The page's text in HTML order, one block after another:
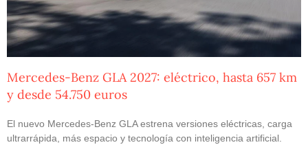
Mercedes-Benz GLA 2027: eléctrico, hasta 657 km
y desde 54.750 euros
El nuevo Mercedes-Benz GLA estrena versiones eléctricas, carga
ultrarrápida, más espacio y tecnología con inteligencia artificial.